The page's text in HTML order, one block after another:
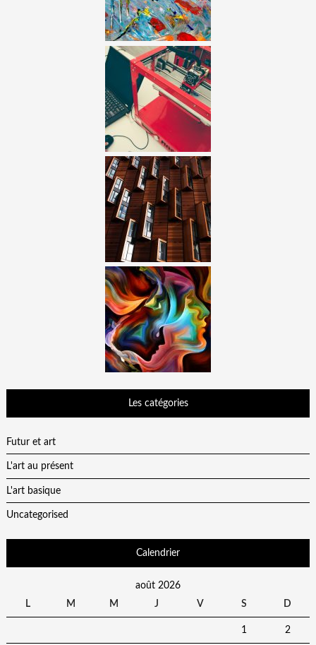
Les catégories
Futur et art
L'art au présent
L'art basique
Uncategorised
Calendrier
août 2026
L
M M J V S D
1 2